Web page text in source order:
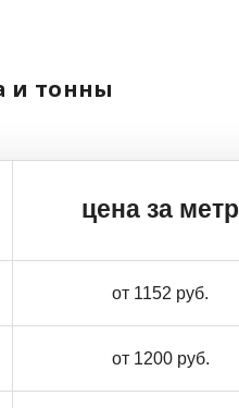
и тонны
цена за метр
от 1152 руб.
от 1200 руб.